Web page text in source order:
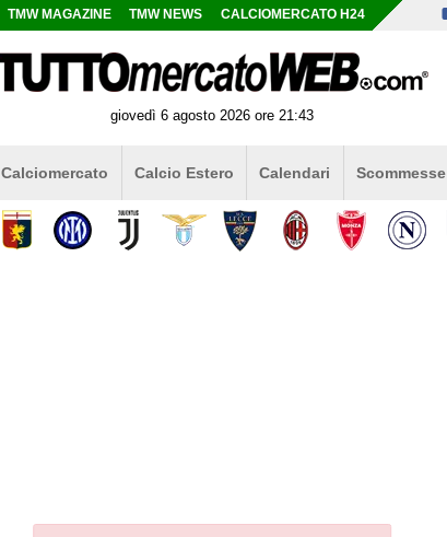
TMW MAGAZINE TMW NEWS CALCIOMERCATO H24
giovedì 6 agosto 2026 ore 21:43
Calciomercato Calcio Estero Calendari Scommesse